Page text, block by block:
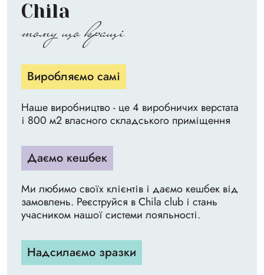
Chila
тому що кращі
Виробляємо самі
Наше виробництво - це 4 виробничих верстата
і 800 м2 власного складського приміщення
Даємо кешбек
Ми любимо своїх клієнтів і даємо кешбек від
замовлень. Реєструйся в Chila club і стань
учасником нашої системи лояльності.
Надсилаємо зразки